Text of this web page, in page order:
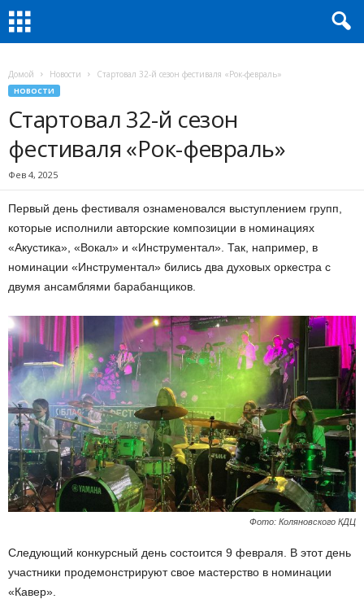
Домой Новости Стартовал 32-й сезон фестиваля «Рок-февраль»
НОВОСТИ
Стартовал 32-й сезон
фестиваля «Рок-февраль»
Фев 4, 2025
Первый день фестиваля ознаменовался выступлением групп,
которые исполнили авторские композиции в номинациях
«Акустика», «Вокал» и «Инструментал». Так, например, в
номинации «Инструментал» бились два духовых оркестра с
двумя ансамблями барабанщиков.
Фото: Коляновского КДЦ
Следующий конкурсный день состоится 9 февраля. В этот день
участники продемонстрируют свое мастерство в номинации
«Кавер».